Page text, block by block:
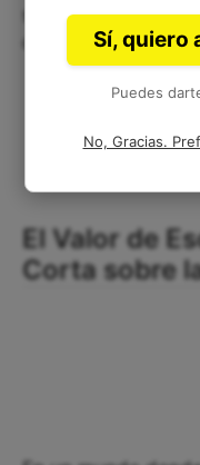
siervos de Dios,
obedecer su
El Valor de
Corta sobre
Sí, quiero
Puedes
No, Gracias.